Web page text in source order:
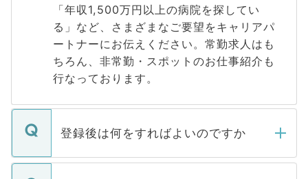
「年収1,500万円以上の病院を探してい
る」など、さまざまなご要望をキャリアパ
ートナーにお伝えください。常勤求人はも
ちろん、非常勤・スポットのお仕事紹介も
行なっております。
登録後は何をすればよいのですか
ご登録いただきましたら、弊社担当者がご